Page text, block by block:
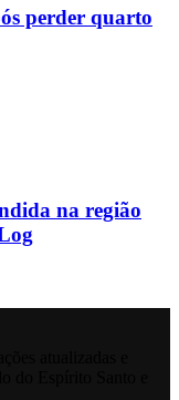
perder quarto
na região